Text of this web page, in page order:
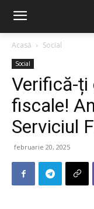
Acasă Social
Social
Verifică-ți
fiscale!
Serviciul
februarie 20, 2025